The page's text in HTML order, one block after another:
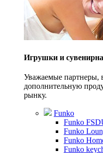
Игрушки и
Уважаемые партнеры,
дополнительную
рынку.
Funko
Funko
Funko
Funko
Funko